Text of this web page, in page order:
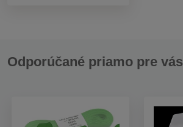
Odporúčané priamo pre vás